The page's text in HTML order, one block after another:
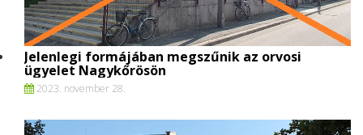
Jelenlegi formájában megszűnik az orvosi
ügyelet Nagykőrösön
2023. november 28.